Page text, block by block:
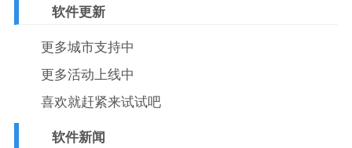
软件更新
更多城市支持中
更多活动上线中
喜欢就赶紧来试试吧
软件新闻